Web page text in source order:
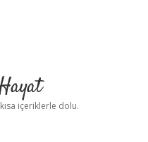
içeriklerle dolu.